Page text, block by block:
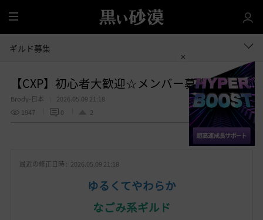
全
体
ギルド募集
【CXP】初心者大歓迎☆メンバー募集再開！
Brody-日本
2026.05.09 21:18
1947
0 2
お 共有する
最近の修正日時 : 2026.05.09 21:18
ゆるくてやわらか
なごみ系ギルド